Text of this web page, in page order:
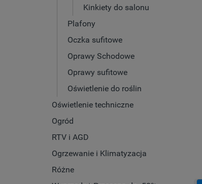
Kinkiety do salonu
Plafony
Oczka sufitowe
Oprawy Schodowe
Oprawy sufitowe
Oświetlenie do roślin
Oświetlenie techniczne
Ogród
RTV i AGD
Ogrzewanie i Klimatyzacja
Różne